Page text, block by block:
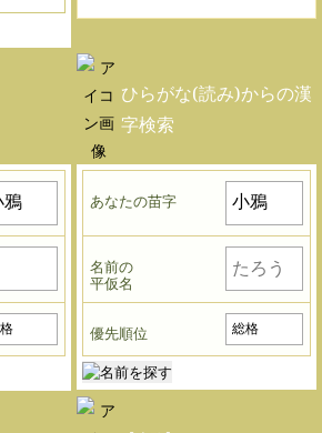
ひらがな(読み)からの漢
字検索
あなたの苗字
名前の
平仮名
優先順位